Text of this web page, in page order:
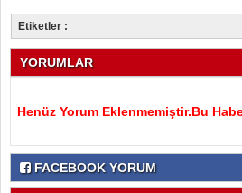
Etiketler :
YORUMLAR
Henüz Yorum Eklenmemiştir.Bu
FACEBOOK YORUM